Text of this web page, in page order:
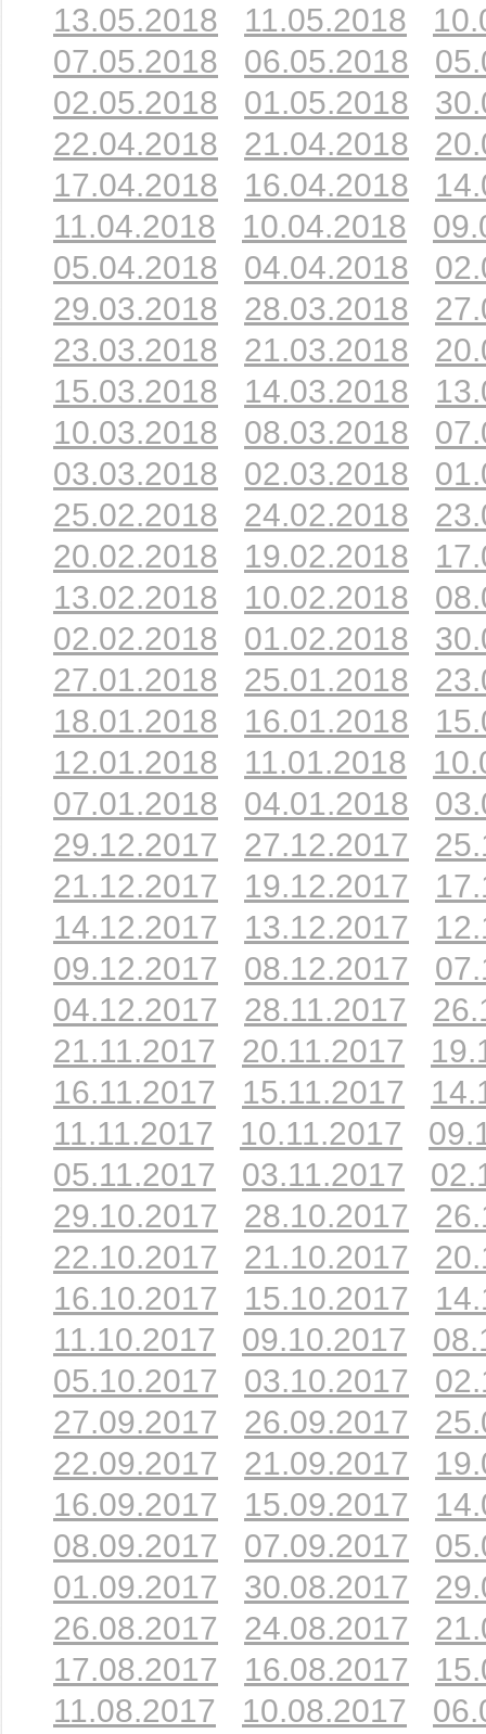
13.05.2018
11.05.2018
07.05.2018
06.05.2018
02.05.2018
01.05.2018
22.04.2018
21.04.2018
17.04.2018
16.04.2018
11.04.2018
10.04.2018
05.04.2018
04.04.2018
29.03.2018
28.03.2018
23.03.2018
21.03.2018
15.03.2018
14.03.2018
10.03.2018
08.03.2018
03.03.2018
02.03.2018
25.02.2018
24.02.2018
20.02.2018
19.02.2018
13.02.2018
10.02.2018
02.02.2018
01.02.2018
27.01.2018
25.01.2018
18.01.2018
16.01.2018
12.01.2018
11.01.2018
07.01.2018
04.01.2018
29.12.2017
27.12.2017
21.12.2017
19.12.2017
14.12.2017
13.12.2017
09.12.2017
08.12.2017
04.12.2017
28.11.2017
21.11.2017
20.11.2017
16.11.2017
15.11.2017
11.11.2017
10.11.2017
05.11.2017
03.11.2017
29.10.2017
28.10.2017
22.10.2017
21.10.2017
16.10.2017
15.10.2017
11.10.2017
09.10.2017
05.10.2017
03.10.2017
27.09.2017
26.09.2017
22.09.2017
21.09.2017
16.09.2017
15.09.2017
08.09.2017
07.09.2017
01.09.2017
30.08.2017
26.08.2017
24.08.2017
17.08.2017
16.08.2017
11.08.2017
10.08.2017